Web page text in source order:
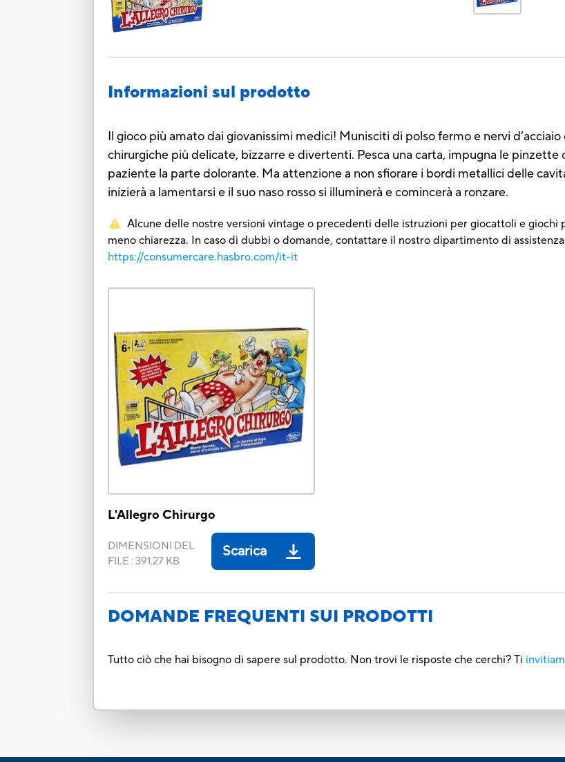
Informazioni sul prodotto
Il gioco più amato dai giovanissimi medici! Munisciti di polso fermo e nervi
chirurgiche più delicate, bizzarre e divertenti. Pesca una carta, impugna le
paziente la parte dolorante. Ma attenzione a non sfiorare i bordi metallici delle
inizierà a lamentarsi e il suo naso rosso si illuminerà e comincerà a ronzare.
Alcune delle nostre versioni vintage o precedenti delle istruzioni per giocattoli e
meno chiarezza. In caso di dubbi o domande, contattare il nostro dipartimento di
https://consumercare.hasbro.com/it-it
L'Allegro Chirurgo
DIMENSIONI DEL
FILE :391.27 KB
Scarica
DOMANDE FREQUENTI SUI PRODOTTI
Tutto ciò che hai bisogno di sapere sul prodotto. Non trovi le risposte che cerchi? Ti